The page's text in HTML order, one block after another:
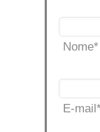
Nome*
E-mail*